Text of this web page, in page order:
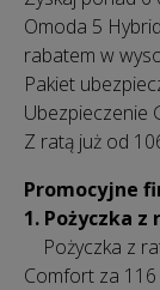
Omoda 5
rabatem w
Pakiet
Ubezpieczenie
Z ratą już od
Promocyjne
1. Pożyczka
Pożyczka z
Comfort za